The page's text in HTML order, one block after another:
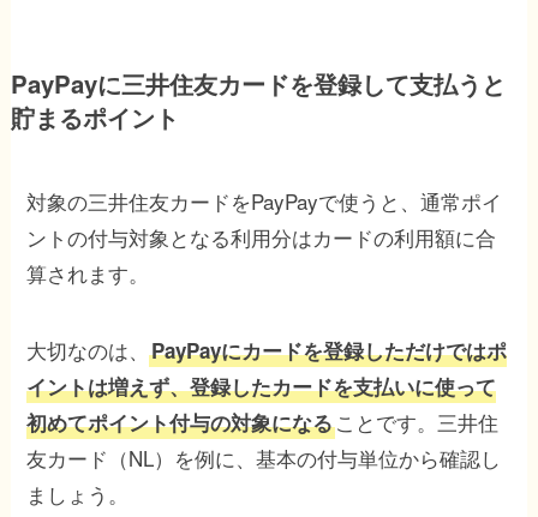
PayPayに三井住友カードを登録して支払うと
貯まるポイント
対象の三井住友カードをPayPayで使うと、通常ポイ
ントの付与対象となる利用分はカードの利用額に合
算されます。
大切なのは、PayPayにカードを登録しただけではポ
イントは増えず、登録したカードを支払いに使って
初めてポイント付与の対象になることです。三井住
友カード（NL）を例に、基本の付与単位から確認し
ましょう。